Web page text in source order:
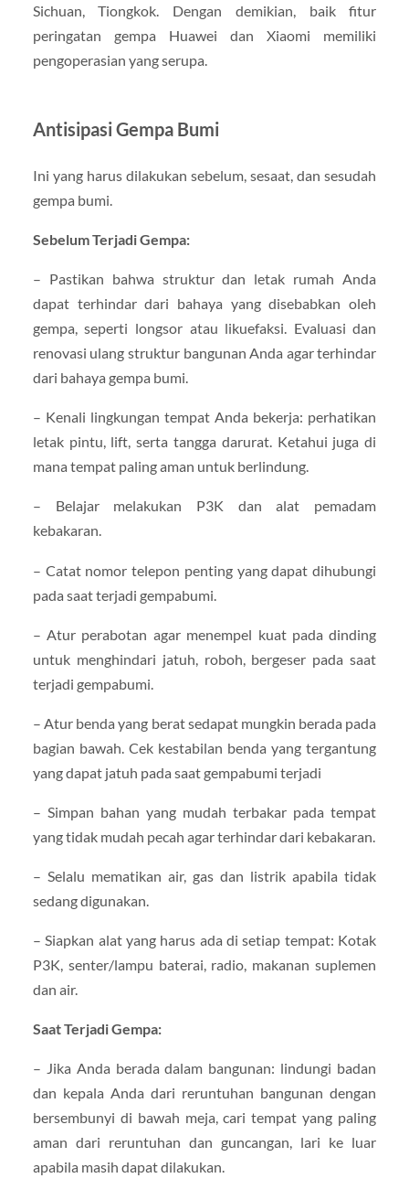
Sichuan, Tiongkok. Dengan demikian, baik fitur
peringatan gempa Huawei dan Xiaomi memiliki
pengoperasian yang serupa.
Antisipasi Gempa Bumi
Ini yang harus dilakukan sebelum, sesaat, dan sesudah
gempa bumi.
Sebelum Terjadi Gempa:
– Pastikan bahwa struktur dan letak rumah Anda
dapat terhindar dari bahaya yang disebabkan oleh
gempa, seperti longsor atau likuefaksi. Evaluasi dan
renovasi ulang struktur bangunan Anda agar terhindar
dari bahaya gempa bumi.
– Kenali lingkungan tempat Anda bekerja: perhatikan
letak pintu, lift, serta tangga darurat. Ketahui juga di
mana tempat paling aman untuk berlindung.
– Belajar melakukan P3K dan alat pemadam
kebakaran.
– Catat nomor telepon penting yang dapat dihubungi
pada saat terjadi gempabumi.
– Atur perabotan agar menempel kuat pada dinding
untuk menghindari jatuh, roboh, bergeser pada saat
terjadi gempabumi.
– Atur benda yang berat sedapat mungkin berada pada
bagian bawah. Cek kestabilan benda yang tergantung
yang dapat jatuh pada saat gempabumi terjadi
– Simpan bahan yang mudah terbakar pada tempat
yang tidak mudah pecah agar terhindar dari kebakaran.
– Selalu mematikan air, gas dan listrik apabila tidak
sedang digunakan.
– Siapkan alat yang harus ada di setiap tempat: Kotak
P3K, senter/lampu baterai, radio, makanan suplemen
dan air.
Saat Terjadi Gempa:
– Jika Anda berada dalam bangunan: lindungi badan
dan kepala Anda dari reruntuhan bangunan dengan
bersembunyi di bawah meja, cari tempat yang paling
aman dari reruntuhan dan guncangan, lari ke luar
apabila masih dapat dilakukan.